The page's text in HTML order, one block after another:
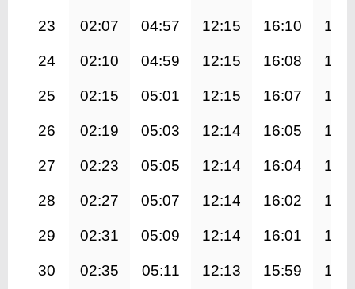
23 02:07 04:57 12:15 16:10
24 02:10 04:59 12:15 16:08
25 02:15 05:01 12:15 16:07
26 02:19 05:03 12:14 16:05
27 02:23 05:05 12:14 16:04
28 02:27 05:07 12:14 16:02
29 02:31 05:09 12:14 16:01
30 02:35 05:11 12:13 15:59